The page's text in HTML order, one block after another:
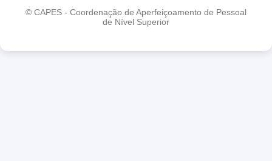
© CAPES - Coordenação de Aperfeiçoamento de Pessoal
de Nível Superior